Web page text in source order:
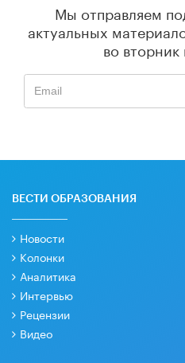
Мы отправляем
актуальных
во
ВЕСТИ ОБРАЗОВАНИЯ
Новости
Колонки
Аналитика
Интервью
Рецензии
Видео